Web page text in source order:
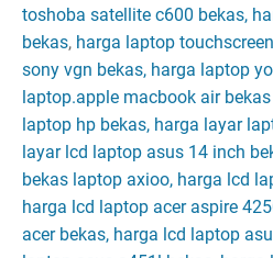
toshoba satellite c600 bekas,
bekas, harga laptop
sony vgn bekas, harga laptop
laptop.apple macbook air
laptop hp bekas, harga layar
layar lcd laptop asus 14 inch
bekas laptop axioo, harga lcd
harga lcd laptop acer aspire
acer bekas, harga lcd laptop